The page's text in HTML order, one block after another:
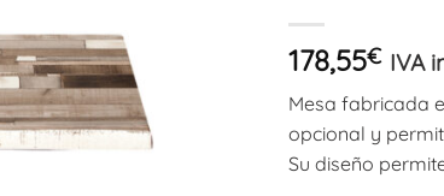
178,55€ IVA
Mesa fabricada
opcional y
Su diseño